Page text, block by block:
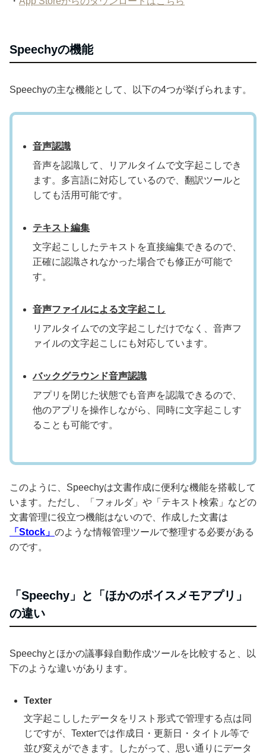
Speechyの機能
Speechyの主な機能として、以下の4つが挙げられます。
音声認識
音声を認識して、リアルタイムで文字起こしでき
ます。多言語に対応しているので、翻訳ツールと
しても活用可能です。
テキスト編集
文字起こししたテキストを直接編集できるので、
正確に認識されなかった場合でも修正が可能で
す。
音声ファイルによる文字起こし
リアルタイムでの文字起こしだけでなく、音声フ
ァイルの文字起こしにも対応しています。
バックグラウンド音声認識
アプリを閉じた状態でも音声を認識できるので、
他のアプリを操作しながら、同時に文字起こしす
ることも可能です。
このように、Speechyは文書作成に便利な機能を搭載して
います。ただし、「フォルダ」や「テキスト検索」などの
文書管理に役立つ機能はないので、作成した文書は
「Stock」 のような情報管理ツールで整理する必要がある
のです。
「Speechy」と「ほかのボイスメモアプリ」
の違い
Speechyとほかの議事録自動作成ツールを比較すると、以
下のような違いがあります。
Texter
文字起こししたデータをリスト形式で管理する点は同
じですが、Texterでは作成日・更新日・タイトル等で
並び変えができます。したがって、思い通りにデータ